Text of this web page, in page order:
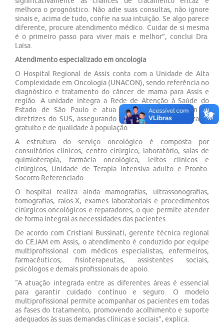
melhora o prognóstico. Não adie suas consultas, não ignore
sinais e, acima de tudo, confie na sua intuição. Se algo parece
diferente, procure atendimento médico. Cuidar de si mesma
é o primeiro passo para viver mais e melhor”, conclui Dra.
Laísa.
Atendimento especializado em oncologia
O Hospital Regional de Assis conta com a Unidade de Alta
Complexidade em Oncologia (UNACON), sendo referência no
diagnóstico e tratamento do câncer de mama para Assis e
região. A unidade integra a Rede de Atenção à Saúde do
Estado de São Paulo e atua em conformidade com as
diretrizes do SUS, assegurando atendimento especializado,
gratuito e de qualidade à população.
A estrutura do serviço oncológico é composta por
consultórios clínicos, centro cirúrgico, laboratório, salas de
quimioterapia, farmácia oncológica, leitos clínicos e
cirúrgicos, Unidade de Terapia Intensiva adulto e Pronto-
Socorro Referenciado.
O hospital realiza ainda mamografias, ultrassonografias,
tomografias, raios-X, exames laboratoriais e procedimentos
cirúrgicos oncológicos e reparadores, o que permite atender
de forma integral as necessidades das pacientes.
De acordo com Cristiani Bussinati, gerente técnica regional
do CEJAM em Assis, o atendimento é conduzido por equipe
multiprofissional com médicos especialistas, enfermeiros,
farmacêuticos, fisioterapeutas, assistentes sociais,
psicólogos e demais profissionais de apoio.
“A atuação integrada entre as diferentes áreas é essencial
para garantir cuidado contínuo e seguro. O modelo
multiprofissional permite acompanhar os pacientes em todas
as fases do tratamento, promovendo acolhimento e suporte
adequados às suas demandas clínicas e sociais”, explica.